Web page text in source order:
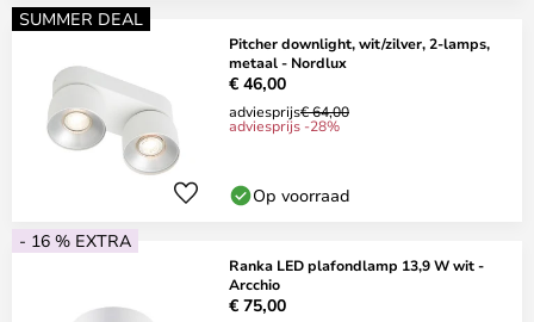
SUMMER DEAL
Pitcher downlight, wit/zilver, 2-lamps,
metaal - Nordlux
€ 46,00
adviesprijs€ 64,00
adviesprijs -28%
Op voorraad
- 16 % EXTRA
Ranka LED plafondlamp 13,9 W wit -
Arcchio
€ 75,00